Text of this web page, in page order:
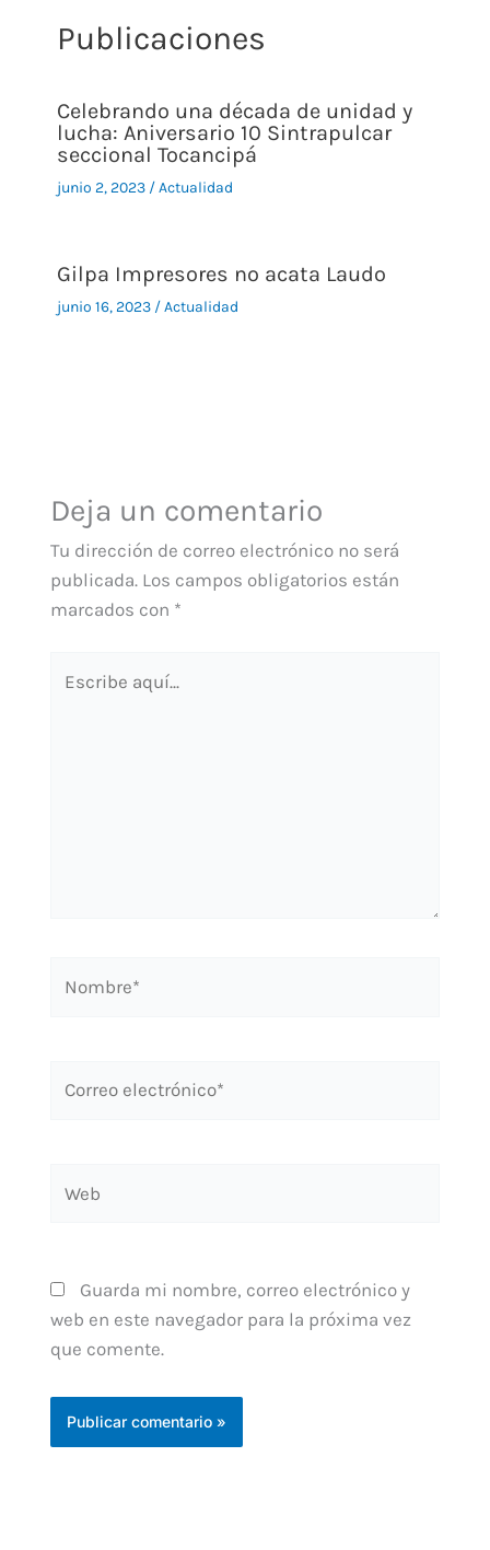
Publicaciones
Celebrando una década de unidad y
lucha: Aniversario 10 Sintrapulcar
seccional Tocancipá
junio 2, 2023 /Actualidad
Gilpa Impresores no acata Laudo
junio 16, 2023 /Actualidad
Deja un comentario
Tu dirección de correo electrónico no será
publicada. Los campos obligatorios están
marcados con *
aquí...
electrónico*
Guarda mi nombre, correo electrónico y
web en este navegador para la próxima vez
que comente.